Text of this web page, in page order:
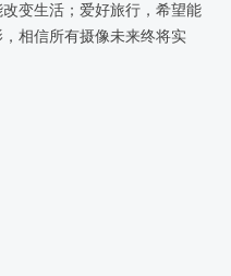
变生活；爱好旅行，希望能
相信所有摄像未来终将实